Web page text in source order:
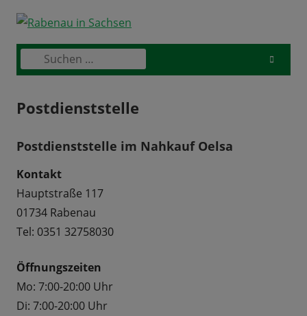
Skip
contentPrimary
Suchen
nach:
Postdienststelle
Postdienststelle im Nahkauf Oelsa
Kontakt
Hauptstraße 117
01734 Rabenau
Tel: 0351 32758030
Öffnungszeiten
Mo: 7:00-20:00 Uhr
Di: 7:00-20:00 Uhr